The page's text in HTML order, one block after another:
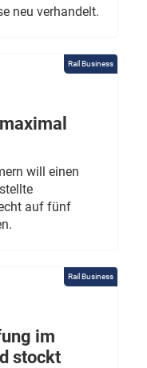
neu verhandelt.
Rail Business
will einen
auf fünf
Rail Business
im
stockt